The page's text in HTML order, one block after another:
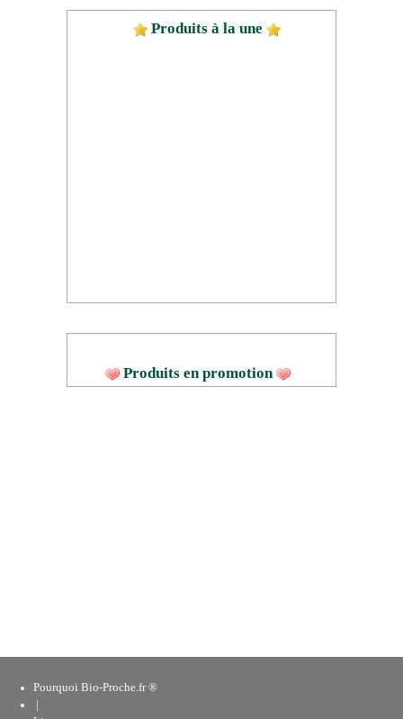
Produits à la une
Produits en promotion
Pourquoi Bio-Proche.fr ®